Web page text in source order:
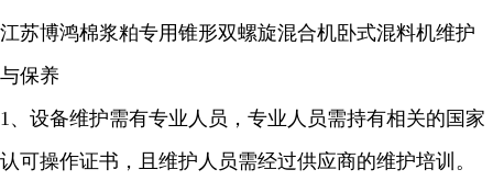
江苏博鸿棉浆粕专用锥形双螺旋混合机卧式混料机维护
与保养
1、设备维护需有专业人员，专业人员需持有相关的国家
认可操作证书，且维护人员需经过供应商的维护培训。